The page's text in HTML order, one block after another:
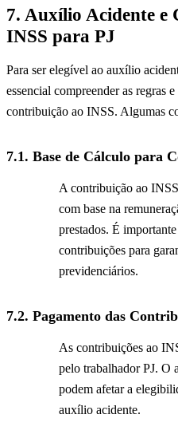
7. Auxílio Acidente e
INSS para PJ
Para ser elegível ao auxílio
essencial compreender as regras
contribuição ao INSS. Algumas
7.1. Base de Cálculo para
A contribuição ao
com base na
prestados. É
contribuições para
previdenciários.
7.2. Pagamento das
As contribuições ao
pelo trabalhador PJ. O
podem afetar a
auxílio acidente.